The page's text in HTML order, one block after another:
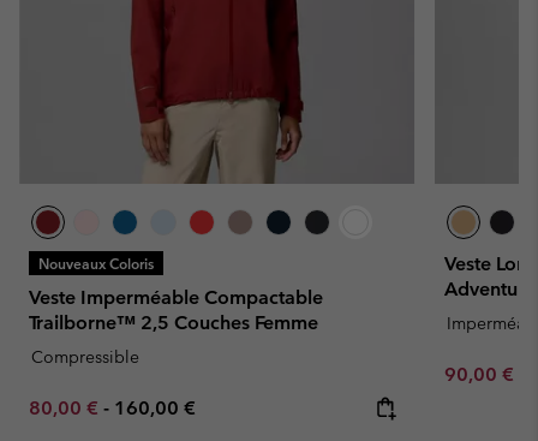
Nouveaux Coloris
Veste Imperméable Compactable
Trailborne™ 2,5 Couches Femme
Compressible
Minimum sale price:
80,00 € - Maximum price:
160,00 €
Veste
Minimum
90,00 €